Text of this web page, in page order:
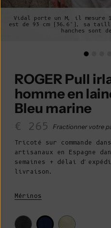
Vidal porte un M, il
est de 93 cm (36.6"), sa
hanches sont
ROGER Pull
homme en
Bleu marine
Prix de vente
€ 265 Fractionner votre
Tricoté sur commande
artisanaux en Espagne
semaines + délai
livraison.
Mérinos